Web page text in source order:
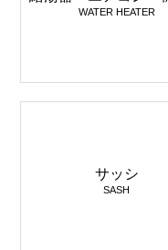
WATER HEATER
サッシ
SASH